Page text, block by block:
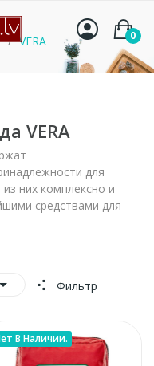
0
VERA
VERA
для
них комплексно и
средствами для
 Фильтр
В Наличии.